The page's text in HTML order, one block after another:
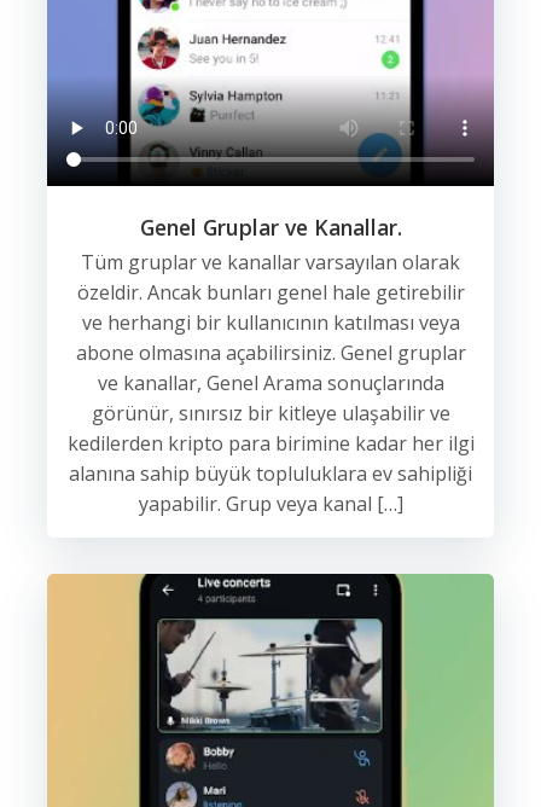
Genel Gruplar ve Kanallar.
Tüm gruplar ve kanallar varsayılan olarak
özeldir. Ancak bunları genel hale getirebilir
ve herhangi bir kullanıcının katılması veya
abone olmasına açabilirsiniz. Genel gruplar
ve kanallar, Genel Arama sonuçlarında
görünür, sınırsız bir kitleye ulaşabilir ve
kedilerden kripto para birimine kadar her ilgi
alanına sahip büyük topluluklara ev sahipliği
yapabilir. Grup veya kanal […]